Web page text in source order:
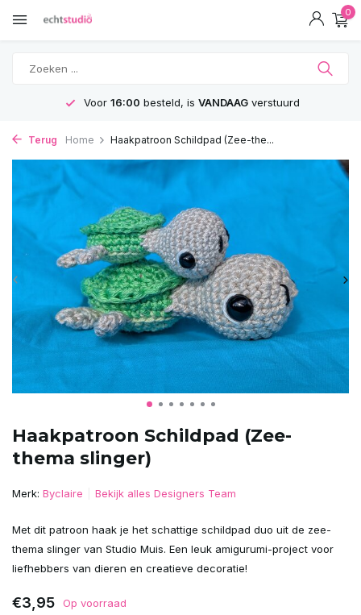
0
Voor 16:00 besteld, is VANDAAGverstuurd
Terug Home Haakpatroon Schildpad (Zee-the...
Haakpatroon Schildpad (Zee-
thema slinger)
Merk: Byclaire Bekijk alles Designers Team
Met dit patroon haak je het schattige schildpad duo uit de zee-
thema slinger van Studio Muis. Een leuk amigurumi-project voor
liefhebbers van dieren en creatieve decoratie!
€3,95 Op voorraad